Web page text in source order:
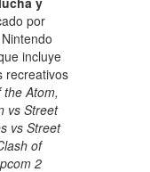
por
incluye
recreativos
Atom,
vs Street
vs Street
of
2